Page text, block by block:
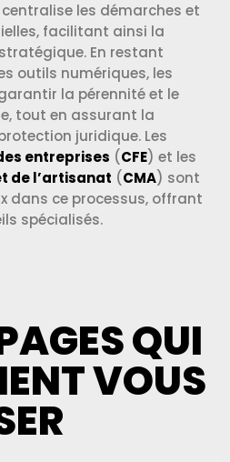
centralise les démarches et
facilitant ainsi la
En restant
outils numériques, les
la pérennité et le
tout en assurant la
juridique. Les
entreprises (CFE) et les
de l’artisanat (CMA) sont
dans ce processus, offrant
spécialisés.
QUI
VOUS